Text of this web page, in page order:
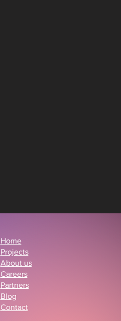
Home
Projects
About us
Careers
Partners
Blog
Contact